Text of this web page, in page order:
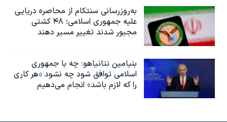
به‌روزرسانی سنتکام از محاصره دریایی
علیه جمهوری اسلامی؛ ۴۸ کشتی
مجبور شدند تغییر مسیر دهند
بنیامین نتانیاهو: چه با جمهوری
اسلامی توافق شود چه نشود «هر کاری
را که لازم باشد» انجام می‌دهیم